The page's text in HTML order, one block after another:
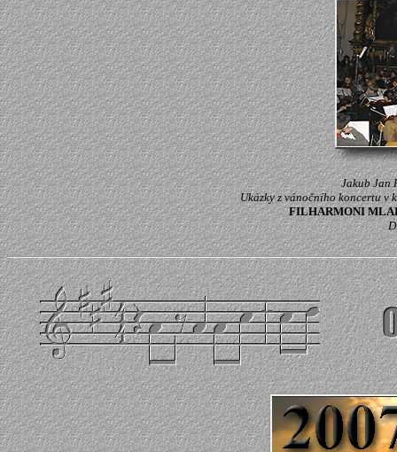
Jakub Jan
Ukázky z vánočního koncertu v
FILHARMONI